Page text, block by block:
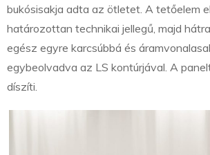
bukósisakja adta az ötletet. A tetőelem
határozottan technikai jellegű, majd
egész egyre karcsúbbá és
egybeolvadva az LS kontúrjával. A
díszíti.